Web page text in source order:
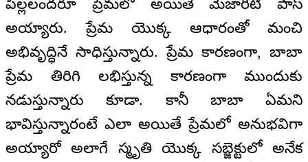
పిల్లలందరూ ప్రేమలో అయితే మెజారిటీ పాస్‌
అయ్యారు. ప్రేమ యొక్క ఆధారంతో మంచి
అభివృద్ధినే సాధిస్తున్నారు. ప్రేమ కారణంగా, బాబా
ప్రేమ తిరిగి లభిస్తున్న కారణంగా ముందుకు
నడుస్తున్నారు కూడా. కానీ బాబా ఏమని
భావిస్తున్నారంటే ఎలా అయితే ప్రేమలో అనుభవిగా
అయ్యారో అలాగే స్మృతి యొక్క సబ్జెక్టులో అనేక